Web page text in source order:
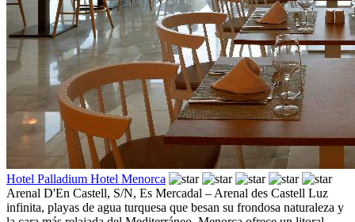
Hotel Palladium Hotel Menorca
Arenal D'En Castell, S/N, Es Mercadal – Arenal des Castell Luz
infinita, playas de agua turquesa que besan su frondosa naturaleza y